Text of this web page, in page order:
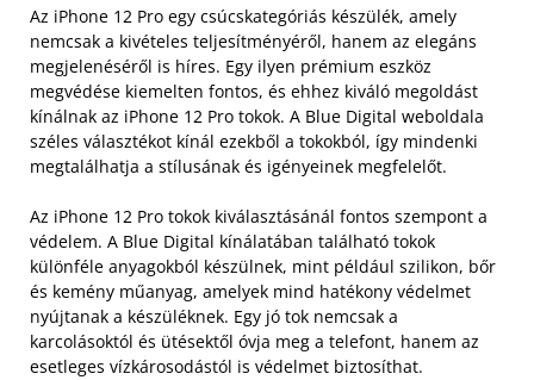
Az iPhone 12 Pro egy csúcskategóriás készülék, amely
nemcsak a kivételes teljesítményéről, hanem az elegáns
megjelenéséről is híres. Egy ilyen prémium eszköz
megvédése kiemelten fontos, és ehhez kiváló megoldást
kínálnak az iPhone 12 Pro tokok. A Blue Digital weboldala
széles választékot kínál ezekből a tokokból, így mindenki
megtalálhatja a stílusának és igényeinek megfelelőt.
Az iPhone 12 Pro tokok kiválasztásánál fontos szempont a
védelem. A Blue Digital kínálatában található tokok
különféle anyagokból készülnek, mint például szilikon, bőr
és kemény műanyag, amelyek mind hatékony védelmet
nyújtanak a készüléknek. Egy jó tok nemcsak a
karcolásoktól és ütésektől óvja meg a telefont, hanem az
esetleges vízkárosodástól is védelmet biztosíthat.